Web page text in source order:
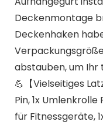
Deckenmontage
Deckenhaken
abstauben, um Ihr
💪【Vielseitiges
Pin, 1x Umlenkrolle
für Fitnessgeräte,